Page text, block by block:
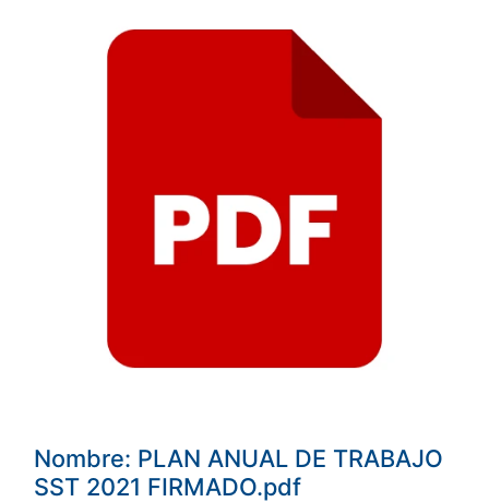
Nombre: PLAN ANUAL DE TRABAJO
SST 2021 FIRMADO.pdf